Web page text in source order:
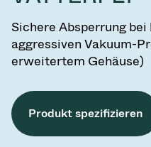
Sichere Absperrung
aggressiven Vakuum-
erweitertem Gehäuse)
Produkt spezifizieren